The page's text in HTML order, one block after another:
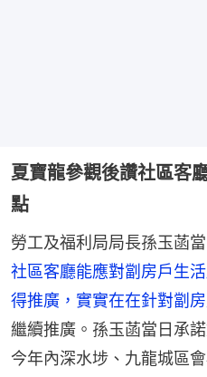
夏寶龍參觀後讚社區客
點
勞工及福利局局長孫玉菡
社區客廳能應對劏房戶生
得推廣，實實在在針對劏
繼續推廣。孫玉菡當日承
今年內深水埗、九龍城區